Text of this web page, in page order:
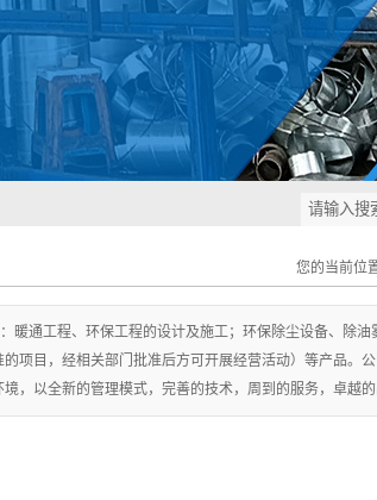
您的当前位
暖通工程、环保工程的设计及施工；环保除尘设备、除
项目，经相关部门批准后方可开展经营活动）等产品。公
，以全新的管理模式，完善的技术，周到的服务，卓越